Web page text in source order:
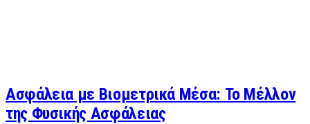
Ασφάλεια με Βιομετρικά Μέσα: Το Μέλλον
της Φυσικής Ασφάλειας